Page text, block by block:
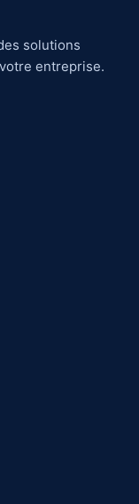
solutions
entreprise.